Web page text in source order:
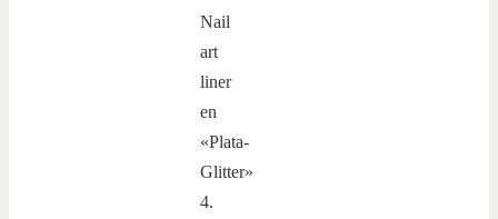
Nail
art
liner
en
«Plata-
Glitter»
4.